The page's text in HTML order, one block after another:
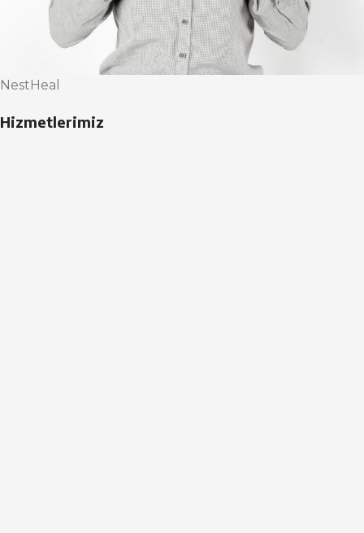
NestHeal
Hizmetlerimiz